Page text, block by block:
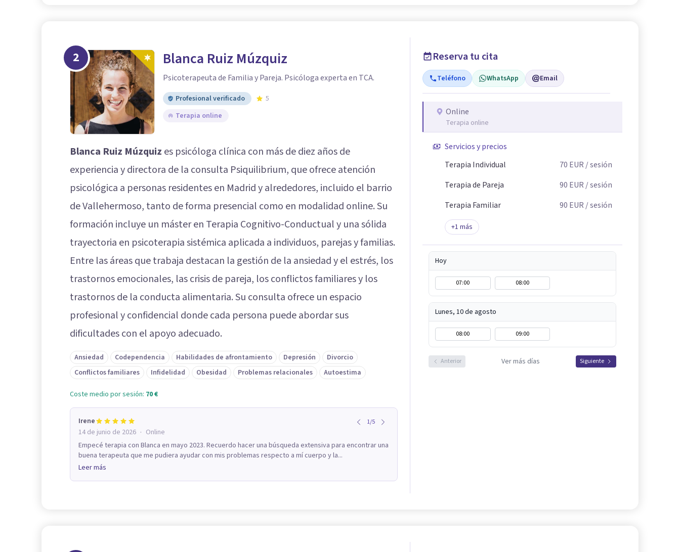
2 Blanca Ruiz Múzquiz
Psicoterapeuta de Familia y Pareja. Psicóloga experta en TCA.
Profesional verificado
5
Terapia online
Blanca Ruiz Múzquiz es psicóloga clínica con más de diez años de
experiencia y directora de la consulta Psiquilibrium, que ofrece atención
psicológica a personas residentes en Madrid y alrededores, incluido el barrio
de Vallehermoso, tanto de forma presencial como en modalidad online. Su
formación incluye un máster en Terapia Cognitivo-Conductual y una sólida
trayectoria en psicoterapia sistémica aplicada a individuos, parejas y familias.
Entre las áreas que trabaja destacan la gestión de la ansiedad y el estrés, los
trastornos emocionales, las crisis de pareja, los conflictos familiares y los
trastornos de la conducta alimentaria. Su consulta ofrece un espacio
profesional y confidencial donde cada persona puede abordar sus
dificultades con el apoyo adecuado.
Ansiedad Codependencia Habilidades de afrontamiento Depresión
Divorcio
Conflictos familiares
Infidelidad Obesidad Problemas relacionales Autoestima
Coste medio por sesión: 70 €
Irene 1/5
14 de junio de 2026 · Online
Empecé terapia con Blanca en mayo 2023. Recuerdo hacer una búsqueda extensiva para encontrar una
buena terapeuta que me pudiera ayudar con mis problemas respecto a mí cuerpo y la...
Leer más
Reserva tu cita
Teléfono WhatsApp Email
Online
Terapia online
Servicios y precios
Terapia Individual
70 EUR / sesión
Terapia de Pareja
90 EUR / sesión
Terapia Familiar
90 EUR / sesión
+1 más
Hoy
07:00 08:00
Lunes, 10 de agosto
08:00 09:00
Anterior Ver más días Siguiente